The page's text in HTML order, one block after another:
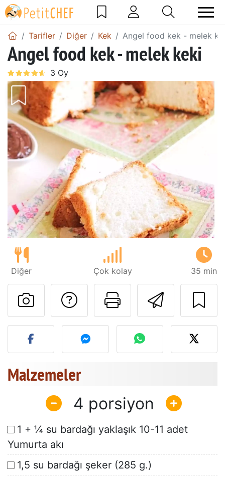
Tarifler Diğer Kek Angel food kek - melek
Angel food kek - melek keki
Diğer Çok kolay 35 min
Bu sayfayı
Tarif sahibine bir
Bu tarifin fotoğrafını
Malzemeler
4
1 + ¼ su bardağı yaklaşık 10-11 adet
Yumurta akı
1,5 su bardağı şeker (285 g.)